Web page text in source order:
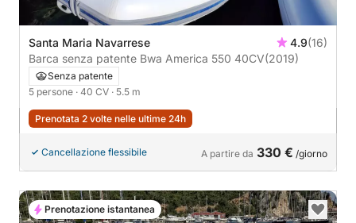
Santa Maria Navarrese 4.9(16)
Barca senza patente Bwa America 550 40CV(2019)
Senza patente
5 persone · 40 CV · 5.5 m
Prenotata 2 volte nelle ultime 24h
Cancellazione flessibile A partire da 330 € /giorno
Prenotazione istantanea